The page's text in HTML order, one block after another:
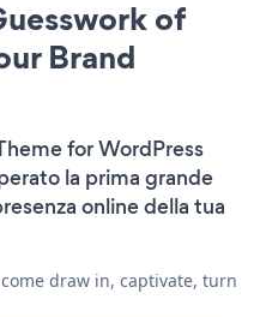
of
Brand
for WordPress
la prima grande
online della tua
draw in, captivate, turn